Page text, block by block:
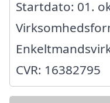
Startdato: 01.
CVR: 16382795